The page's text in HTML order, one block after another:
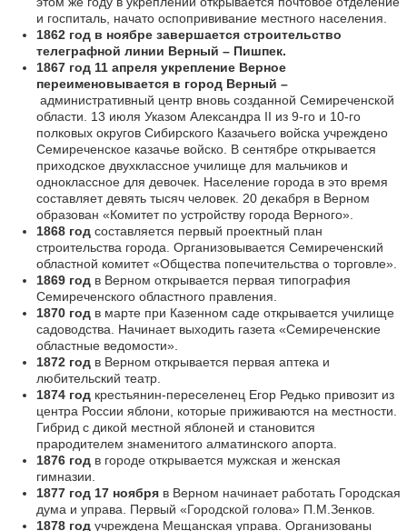
и госпиталь, начато оспопрививание местного населения.
1862 год в ноябре завершается строительство
телеграфной линии Верный – Пишпек.
1867 год 11 апреля укрепление Верное
переименовывается в город Верный –
административный центр вновь созданной Семиреченской
области. 13 июля Указом Александра II из 9-го и 10-го
полковых округов Сибирского Казачьего войска учреждено
Семиреченское казачье войско. В сентябре открывается
приходское двухклассное училище для мальчиков и
одноклассное для девочек. Население города в это время
составляет девять тысяч человек. 20 декабря в Верном
образован «Комитет по устройству города Верного».
1868 год составляется первый проектный план
строительства города. Организовывается Семиреченский
областной комитет «Общества попечительства о торговле».
1869 год в Верном открывается первая типография
Семиреченского областного правления.
1870 год в марте при Казенном саде открывается училище
садоводства. Начинает выходить газета «Семиреченские
областные ведомости».
1872 год в Верном открывается первая аптека и
любительский театр.
1874 год крестьянин-переселенец Егор Редько привозит из
центра России яблони, которые приживаются на местности.
Гибрид с дикой местной яблоней и становится
прародителем знаменитого алматинского апорта.
1876 год в городе открывается мужская и женская
гимназии.
1877 год 17 ноября в Верном начинает работать Городская
дума и управа. Первый «Городской голова» П.М.Зенков.
1878 год учреждена Мещанская управа. Организованы